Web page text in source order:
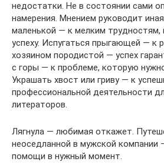
недостатки. Не в состоянии сами
намерения. Мнением руководит
маленькой — к мелким трудностям,
успеху. Испугаться прыгающей — к
хозяином породистой — успех
с горы — к проблеме, которую
Украшать хвост или гриву — к
профессиональной деятельности
литераторов.
Лягнула — любимая откажет.
неоседланной в мужской компании
помощи в нужный момент.